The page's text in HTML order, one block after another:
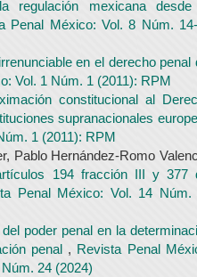
regulación mexicana
Penal México: Vol. 8 Núm.
en el derecho penal
Vol. 1 Núm. 1 (2011): RPM
constitucional al
supranacionales
1 (2011): RPM
Pablo Hernández-Romo
194 fracción III y 377
Penal México: Vol. 14 Núm.
poder penal en la
penal , Revista Penal
24 (2024)